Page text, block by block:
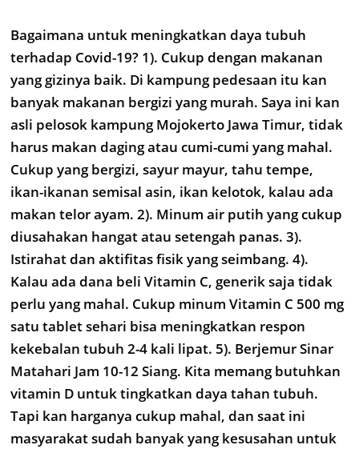
Bagaimana untuk meningkatkan daya tubuh
terhadap Covid-19? 1). Cukup dengan makanan
yang gizinya baik. Di kampung pedesaan itu kan
banyak makanan bergizi yang murah. Saya ini kan
asli pelosok kampung Mojokerto Jawa Timur, tidak
harus makan daging atau cumi-cumi yang mahal.
Cukup yang bergizi, sayur mayur, tahu tempe,
ikan-ikanan semisal asin, ikan kelotok, kalau ada
makan telor ayam. 2). Minum air putih yang cukup
diusahakan hangat atau setengah panas. 3).
Istirahat dan aktifitas fisik yang seimbang. 4).
Kalau ada dana beli Vitamin C, generik saja tidak
perlu yang mahal. Cukup minum Vitamin C 500 mg
satu tablet sehari bisa meningkatkan respon
kekebalan tubuh 2-4 kali lipat. 5). Berjemur Sinar
Matahari Jam 10-12 Siang. Kita memang butuhkan
vitamin D untuk tingkatkan daya tahan tubuh.
Tapi kan harganya cukup mahal, dan saat ini
masyarakat sudah banyak yang kesusahan untuk